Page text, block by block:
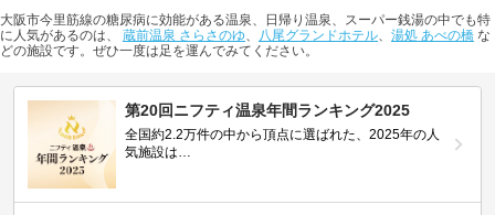
大阪市今里筋線の糖尿病に効能がある温泉、日帰り温泉、スーパー銭湯の中でも特
に人気があるのは、 蔵前温泉 さらさのゆ、 八尾グランドホテル、 湯処 あべの橋 な
どの施設です。ぜひ一度は足を運んでみてください。
第20回ニフティ温泉年間ランキング2025
全国約2.2万件の中から頂点に選ばれた、2025年の人
気施設は…